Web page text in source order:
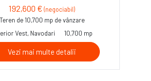
192,600 € (negociabil)
Teren de 10,700 mp de vânzare
Vest, Navodari
10,700 mp
Vezi mai multe detalii